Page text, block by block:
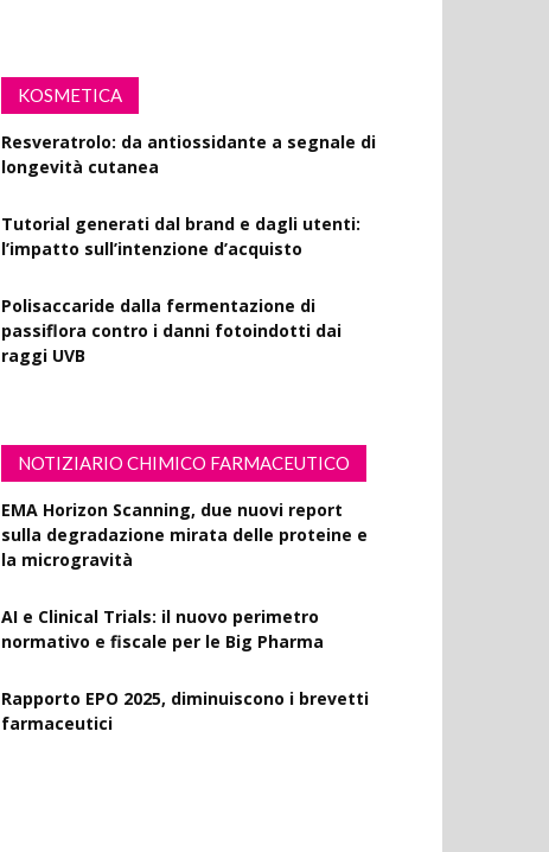
KOSMETICA
Resveratrolo: da antiossidante a segnale di
longevità cutanea
Tutorial generati dal brand e dagli utenti:
l’impatto sull’intenzione d’acquisto
Polisaccaride dalla fermentazione di
passiflora contro i danni fotoindotti dai
raggi UVB
NOTIZIARIO CHIMICO FARMACEUTICO
EMA Horizon Scanning, due nuovi report
sulla degradazione mirata delle proteine e
la microgravità
AI e Clinical Trials: il nuovo perimetro
normativo e fiscale per le Big Pharma
Rapporto EPO 2025, diminuiscono i brevetti
farmaceutici